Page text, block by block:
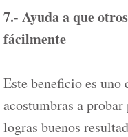
7.- Ayuda a que
fácilmente
Este beneficio es uno
acostumbras a
logras buenos